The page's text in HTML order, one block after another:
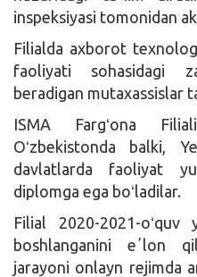
inspeksiyasi tomonidan
Filialda axborot
faoliyati sohasidagi
beradigan mutaxassislar
ISMA Fargʻona
Oʻzbekistonda balki,
davlatlarda faoliyat
diplomga ega boʻladilar.
Filial 2020-2021-
boshlanganini eʼlon
jarayoni onlayn rejimda